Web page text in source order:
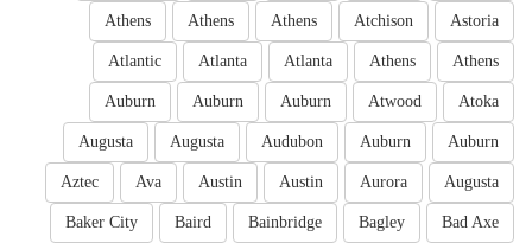
Astoria
Atchison
Athens
Athens
Athens
Athens
Athens
Atlanta
Atlanta
Atlantic
Atoka
Atwood
Auburn
Auburn
Auburn
Auburn
Auburn
Audubon
Augusta
Augusta
Augusta
Aurora
Austin
Austin
Ava
Aztec
Bad Axe
Bagley
Bainbridge
Baird
Baker City